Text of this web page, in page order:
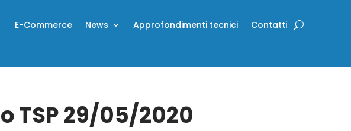
E-Commerce News Approfondimenti tecnici Contatti
TSP 29/05/2020